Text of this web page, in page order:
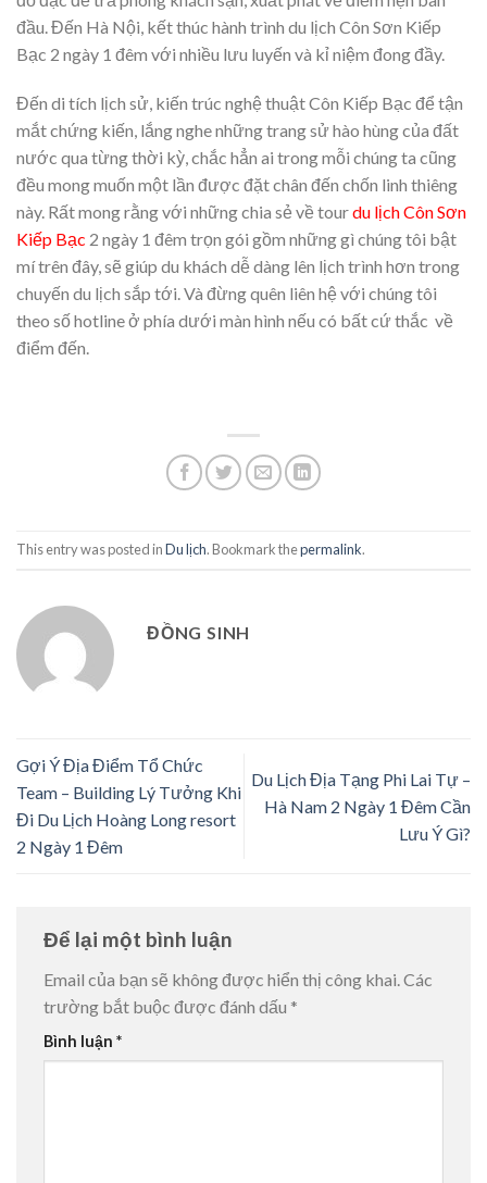
đầu. Đến Hà Nội, kết thúc hành trình du lịch Côn Sơn Kiếp
Bạc 2 ngày 1 đêm với nhiều lưu luyến và kỉ niệm đong đầy.
Đến di tích lịch sử, kiến trúc nghệ thuật Côn Kiếp Bạc để tận
mắt chứng kiến, lắng nghe những trang sử hào hùng của đất
nước qua từng thời kỳ, chắc hẳn ai trong mỗi chúng ta cũng
đều mong muốn một lần được đặt chân đến chốn linh thiêng
này. Rất mong rằng với những chia sẻ về tourdu lịch Côn Sơn
Kiếp Bạc 2 ngày 1 đêm trọn gói gồm những gì chúng tôi bật
mí trên đây, sẽ giúp du khách dễ dàng lên lịch trình hơn trong
chuyến du lịch sắp tới. Và đừng quên liên hệ với chúng tôi
theo số hotline ở phía dưới màn hình nếu có bất cứ thắc về
điểm đến.
This entry was posted inDu lịch. Bookmark thepermalink.
ĐỒNG SINH
Gợi Ý Địa Điểm Tổ Chức
Team – Building Lý Tưởng Khi
Đi Du Lịch Hoàng Long resort
2 Ngày 1 Đêm
Du Lịch Địa Tạng Phi Lai Tự –
Hà Nam 2 Ngày 1 Đêm Cần
Lưu Ý Gì?
Để lại một bình luận
Email của bạn sẽ không được hiển thị công khai.Các
trường bắt buộc được đánh dấu *
Bình luận *